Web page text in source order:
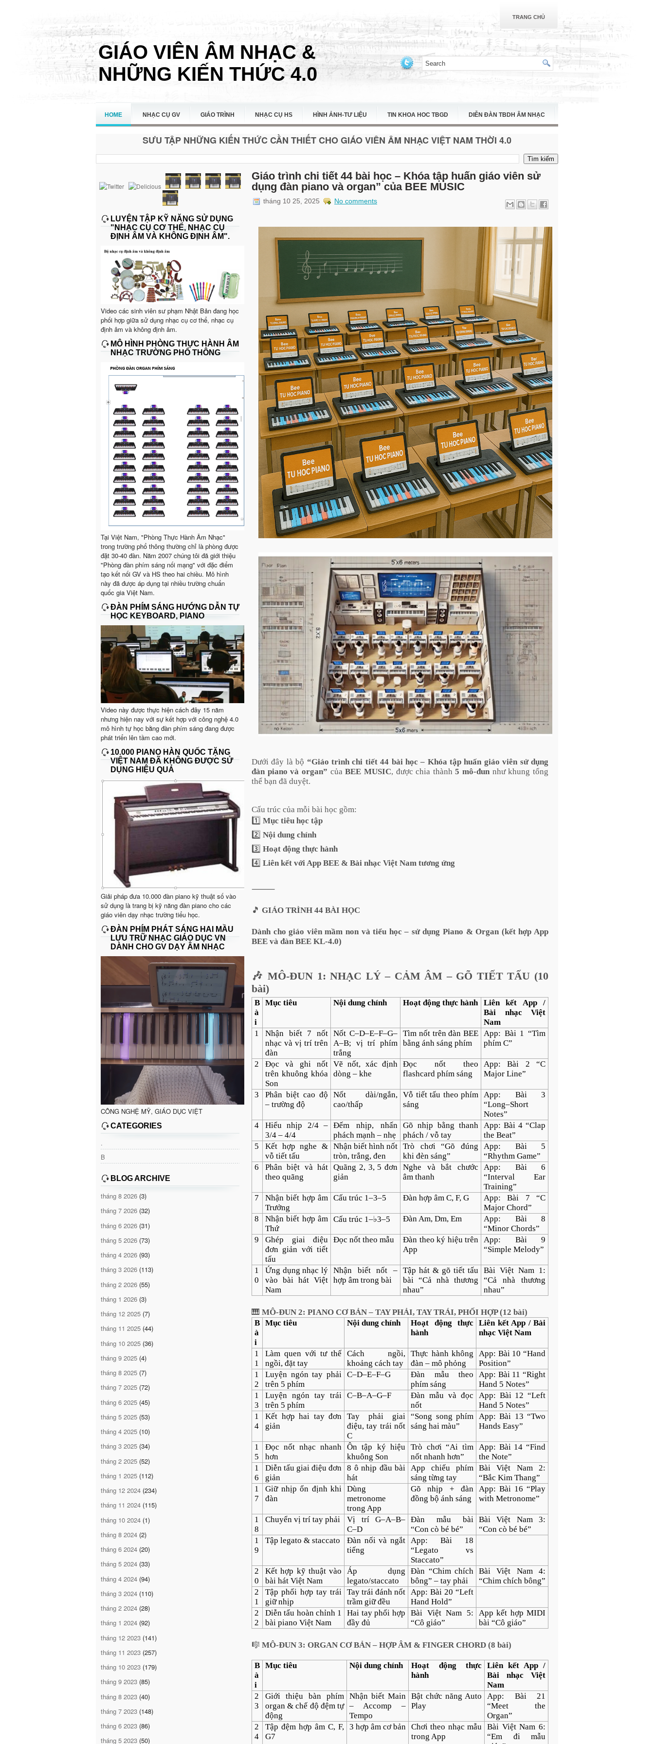
TRANG CHỦ
GIÁO VIÊN ÂM NHẠC &
NHỮNG KIẾN THỨC 4.0
HOME NHẠC CỤ GV GIÁO TRÌNH NHẠC CỤ HS HÌNH ẢNH-TƯ LIỆU TIN KHOA HOC TBGD DIỄN ĐÀN TBDH ÂM NHẠC
SƯU TẬP NHỮNG KIẾN THỨC CẦN THIẾT CHO GIÁO VIÊN ÂM NHẠC VIỆT NAM THỜI 4.0
LUYỆN TẬP KỸ NĂNG SỬ DỤNG
"NHẠC CỤ CƠ THỂ, NHẠC CỤ
ĐỊNH ÂM VÀ KHÔNG ĐỊNH ÂM".
Video các sinh viên sư phạm Nhật Bản đang học
phối hợp giữa sử dụng nhạc cụ cơ thể, nhạc cụ
định âm và không định âm.
MÔ HÌNH PHÒNG THỰC HÀNH ÂM
NHẠC TRƯỜNG PHỔ THÔNG
Tại Việt Nam, "Phòng Thực Hành Âm Nhạc"
trong trường phổ thông thường chỉ là phòng được
đặt 30-40 đàn. Năm 2007 chúng tôi đã giới thiệu
"Phòng đàn phím sáng nối mạng" với đặc điểm
tạo kết nối GV và HS theo hai chiều. Mô hình
này đã được áp dụng tại nhiều trường chuẩn
quốc gia Việt Nam.
ĐÀN PHÍM SÁNG HƯỚNG DẪN TỰ
HỌC KEYBOARD, PIANO
Video này được thực hiện cách đây 15 năm
nhưng hiện nay với sự kết hợp với công nghệ 4.0
mô hình tự học bằng đàn phím sáng đang được
phát triển lên tầm cao mới.
10.000 PIANO HÀN QUỐC TẶNG
VIỆT NAM ĐÃ KHÔNG ĐƯỢC SỬ
DỤNG HIỆU QUẢ
Giải pháp đưa 10.000 đàn piano kỹ thuật số vào
sử dụng là trang bị kỹ năng đàn piano cho các
giáo viên dạy nhạc trường tiểu học.
ĐÀN PHÍM PHÁT SÁNG HAI MẦU
LƯU TRỮ NHẠC GIÁO DỤC VN
DÀNH CHO GV DẠY ÂM NHẠC
CÔNG NGHỆ MỸ, GIÁO DỤC VIỆT
CATEGORIES
.
B
BLOG ARCHIVE
tháng 8 2026 (3)
tháng 7 2026 (32)
tháng 6 2026 (31)
tháng 5 2026 (73)
tháng 4 2026 (93)
tháng 3 2026 (113)
tháng 2 2026 (55)
tháng 1 2026 (3)
tháng 12 2025 (7)
tháng 11 2025 (44)
tháng 10 2025 (36)
tháng 9 2025 (4)
tháng 8 2025 (7)
tháng 7 2025 (72)
tháng 6 2025 (45)
tháng 5 2025 (53)
tháng 4 2025 (10)
tháng 3 2025 (34)
tháng 2 2025 (52)
tháng 1 2025 (112)
tháng 12 2024 (234)
tháng 11 2024 (115)
tháng 10 2024 (1)
tháng 8 2024 (2)
tháng 6 2024 (20)
tháng 5 2024 (33)
tháng 4 2024 (94)
tháng 3 2024 (110)
tháng 2 2024 (28)
tháng 1 2024 (92)
tháng 12 2023 (141)
tháng 11 2023 (257)
tháng 10 2023 (179)
tháng 9 2023 (85)
tháng 8 2023 (40)
tháng 7 2023 (148)
tháng 6 2023 (86)
tháng 5 2023 (50)
Giáo trình chi tiết 44 bài học – Khóa tập huấn giáo viên sử
dụng đàn piano và organ” của BEE MUSIC
tháng 10 25, 2025 No comments
Dưới đây làbộ “Giáo trình chi tiết 44 bài học – Khóa tập huấn giáo viên sử dụng
đàn piano và organ” củaBEE MUSIC, được chia thành5 mô-đun như khung tổng
thể bạn đã duyệt.
Cấu trúc của mỗi bài học gồm:
1️⃣ Mục tiêu học tập
2️⃣ Nội dung chính
3️⃣ Hoạt động thực hành
4️⃣ Liên kết với App BEE & Bài nhạc Việt Nam tương ứng
⸻
🎵 GIÁO TRÌNH 44 BÀI HỌC
Dành cho giáo viên mầm non và tiểu học – sử dụng Piano & Organ (kết hợp App
BEE và đàn BEE KL-4.0)
🎶 MÔ-ĐUN 1: NHẠC LÝ – CẢM ÂM – GÕ TIẾT TẤU (10
bài)
B
à
i
Mục tiêu Nội dung chính Hoạt động thực hành
Liên kết App /
Bài nhạc Việt
Nam
1
Nhận biết 7 nốt
nhạc và vị trí trên
đàn
Nốt C–D–E–F–G–
A–B; vị trí phím
trắng
Tìm nốt trên đàn BEE
bằng ánh sáng phím
App: Bài 1 “Tìm
phím C”
2
Đọc và ghi nốt
trên khuông khóa
Son
Vẽ nốt, xác định
dòng – khe
Đọc nốt theo
flashcard phím sáng
App: Bài 2 “C
Major Line”
3
Phân biệt cao độ
– trường độ
Nốt dài/ngắn,
cao/thấp
Vỗ tiết tấu theo phím
sáng
App: Bài 3
“Long–Short
Notes”
4
Hiểu nhịp 2/4 –
3/4 – 4/4
Đếm nhịp, nhấn
phách mạnh – nhẹ
Gõ nhịp bằng thanh
phách / vỗ tay
App: Bài 4 “Clap
the Beat”
5
Kết hợp nghe &
vỗ tiết tấu
Nhận biết hình nốt
tròn, trắng, đen
Trò chơi “Gõ đúng
khi đèn sáng”
App: Bài 5
“Rhythm Game”
6
Phân biệt và hát
theo quãng
Quãng 2, 3, 5 đơn
giản
Nghe và bắt chước
âm thanh
App: Bài 6
“Interval Ear
Training”
7
Nhận biết hợp âm
Trưởng
Cấu trúc 1–3–5 Đàn hợp âm C, F, G
App: Bài 7 “C
Major Chord”
8
Nhận biết hợp âm
Thứ
Cấu trúc 1–♭3–5 Đàn Am, Dm, Em
App: Bài 8
“Minor Chords”
9
Ghép giai điệu
đơn giản với tiết
tấu
Đọc nốt theo mẫu
Đàn theo ký hiệu trên
App
App: Bài 9
“Simple Melody”
1
0
Ứng dụng nhạc lý
vào bài hát Việt
Nam
Nhận biết nốt –
hợp âm trong bài
Tập hát & gõ tiết tấu
bài “Cả nhà thương
nhau”
Bài Việt Nam 1:
“Cả nhà thương
nhau”
🎹 MÔ-ĐUN 2: PIANO CƠ BẢN – TAY PHẢI, TAY TRÁI, PHỐI HỢP (12 bài)
B
à
i
Mục tiêu Nội dung chính
Hoạt động thực
hành
Liên kết App / Bài
nhạc Việt Nam
1
1
Làm quen với tư thế
ngồi, đặt tay
Cách ngồi,
khoảng cách tay
Thực hành không
đàn – mô phỏng
App: Bài 10 “Hand
Position”
1
2
Luyện ngón tay phải
trên 5 phím
C–D–E–F–G
Đàn mẫu theo
phím sáng
App: Bài 11 “Right
Hand 5 Notes”
1
3
Luyện ngón tay trái
trên 5 phím
C–B–A–G–F
Đàn mẫu và đọc
nốt
App: Bài 12 “Left
Hand 5 Notes”
1
4
Kết hợp hai tay đơn
giản
Tay phải giai
điệu, tay trái nốt
C
“Song song phím
sáng hai màu”
App: Bài 13 “Two
Hands Easy”
1
5
Đọc nốt nhạc nhanh
hơn
Ôn tập ký hiệu
khuông Son
Trò chơi “Ai tìm
nốt nhanh hơn”
App: Bài 14 “Find
the Note”
1
6
Diễn tấu giai điệu đơn
giản
8 ô nhịp đầu bài
hát
App chiếu phím
sáng từng tay
Bài Việt Nam 2:
“Bắc Kim Thang”
1
7
Giữ nhịp ổn định khi
đàn
Dùng
metronome
trong App
Gõ nhịp + đàn
đồng bộ ánh sáng
App: Bài 16 “Play
with Metronome”
1
8
Chuyển vị trí tay phải
Vị trí G–A–B–
C–D
Đàn mẫu bài
“Con cò bé bé”
Bài Việt Nam 3:
“Con cò bé bé”
1
9
Tập legato & staccato
Đàn nối và ngắt
tiếng
App: Bài 18
“Legato vs
Staccato”
2
0
Kết hợp kỹ thuật vào
bài hát Việt Nam
Áp dụng
legato/staccato
Đàn “Chim chích
bông” – tay phải
Bài Việt Nam 4:
“Chim chích bông”
2
1
Tập phối hợp tay trái
giữ nhịp
Tay trái đánh nốt
trầm giữ đều
App: Bài 20 “Left
Hand Hold”
2
2
Diễn tấu hoàn chỉnh 1
bài piano Việt Nam
Hai tay phối hợp
đầy đủ
Bài Việt Nam 5:
“Cô giáo”
App kết hợp MIDI
bài “Cô giáo”
🎼 MÔ-ĐUN 3: ORGAN CƠ BẢN – HỢP ÂM & FINGER CHORD (8 bài)
B
à
i
Mục tiêu Nội dung chính
Hoạt động thực
hành
Liên kết App /
Bài nhạc Việt
Nam
2
3
Giới thiệu bàn phím
organ & chế độ đệm tự
động
Nhận biết Main
– Accomp –
Tempo
Bật chức năng Auto
Play
App: Bài 21
“Meet the
Organ”
2
4
Tập đệm hợp âm C, F,
G7
3 hợp âm cơ bản Chơi theo nhạc mẫu
trong App
Bài Việt Nam 6:
“Em đi mẫu